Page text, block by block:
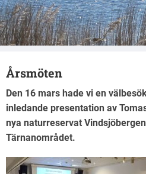
Årsmöten
Den 16 mars hade vi en
inledande presentation av
nya naturreservat
Tärnanområdet.